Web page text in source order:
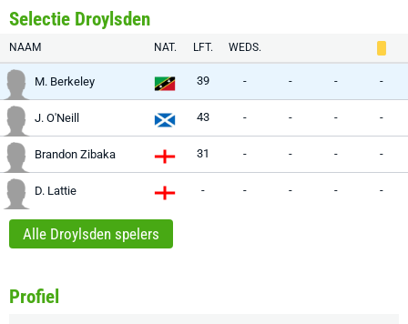
Selectie Droylsden
NAAM NAT. LFT. WEDS.
M. Berkeley 39 - - - -
J. O'Neill 43 - - - -
Brandon Zibaka 31 - - - -
D. Lattie - - - - -
Alle Droylsden spelers
Profiel